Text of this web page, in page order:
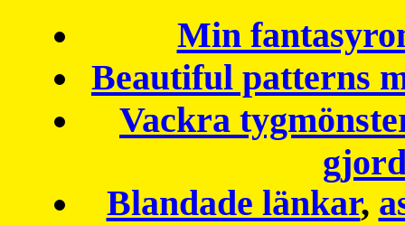
Min
Beautiful patterns
Vackra
Blandade länkar,